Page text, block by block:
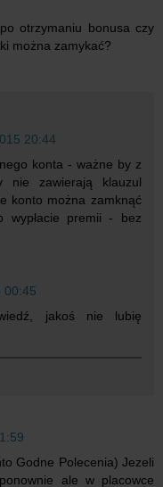
otrzymaniu bonusa czy
można zamykać?
20:44
konta - ważne by z
nie zawierają klauzul
konto można zamknąć
premii - bez
00:45
jakoś nie lubię
Godne Polecenia) Jezeli
ale w placowce